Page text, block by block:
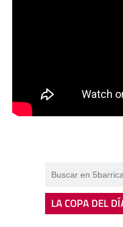
LA COPA DEL